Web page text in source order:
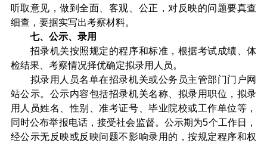
听取意见，做到全面、客观、公正，对反映的问题要真查
细查，要据实写出考察材料。
七、公示、录用
招录机关按照规定的程序和标准，根据考试成绩、体
检结果、考察情况择优确定拟录用人员。
拟录用人员名单在招录机关或公务员主管部门门户网
站公示。公示内容包括招录机关名称、拟录用职位，拟录
用人员姓名、性别、准考证号、毕业院校或工作单位等，
同时公布举报电话，接受社会监督。公示期为5个工作日，
经公示无反映或反映问题不影响录用的，按规定程序和权